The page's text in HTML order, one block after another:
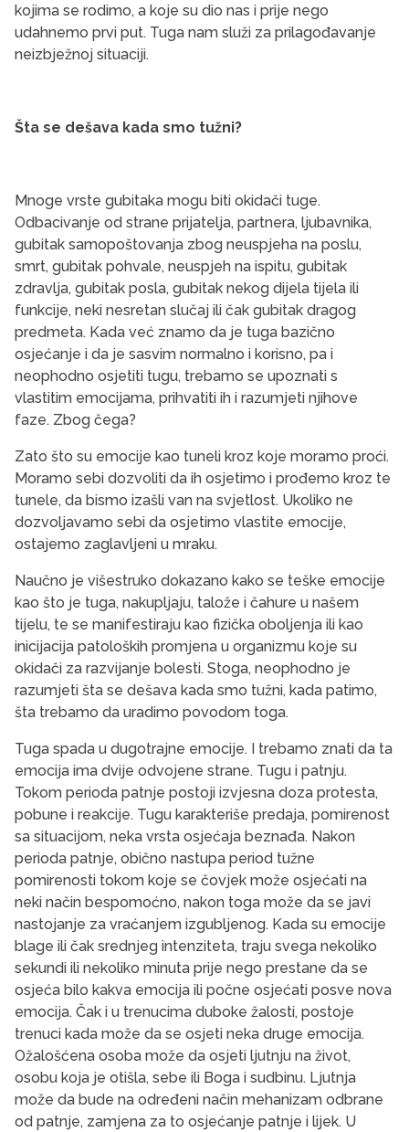
kojima se rodimo, a koje su dio nas i prije nego
udahnemo prvi put. Tuga nam služi za prilagođavanje
neizbježnoj situaciji.
Šta se dešava kada smo tužni?
Mnoge vrste gubitaka mogu biti okidači tuge.
Odbacivanje od strane prijatelja, partnera, ljubavnika,
gubitak samopoštovanja zbog neuspjeha na poslu,
smrt, gubitak pohvale, neuspjeh na ispitu, gubitak
zdravlja, gubitak posla, gubitak nekog dijela tijela ili
funkcije, neki nesretan slučaj ili čak gubitak dragog
predmeta. Kada već znamo da je tuga bazično
osjećanje i da je sasvim normalno i korisno, pa i
neophodno osjetiti tugu, trebamo se upoznati s
vlastitim emocijama, prihvatiti ih i razumjeti njihove
faze. Zbog čega?
Zato što su emocije kao tuneli kroz koje moramo proći.
Moramo sebi dozvoliti da ih osjetimo i prođemo kroz te
tunele, da bismo izašli van na svjetlost. Ukoliko ne
dozvoljavamo sebi da osjetimo vlastite emocije,
ostajemo zaglavljeni u mraku.
Naučno je višestruko dokazano kako se teške emocije
kao što je tuga, nakupljaju, talože i čahure u našem
tijelu, te se manifestiraju kao fizička oboljenja ili kao
inicijacija patoloških promjena u organizmu koje su
okidači za razvijanje bolesti. Stoga, neophodno je
razumjeti šta se dešava kada smo tužni, kada patimo,
šta trebamo da uradimo povodom toga.
Tuga spada u dugotrajne emocije. I trebamo znati da ta
emocija ima dvije odvojene strane. Tugu i patnju.
Tokom perioda patnje postoji izvjesna doza protesta,
pobune i reakcije. Tugu karakteriše predaja, pomirenost
sa situacijom, neka vrsta osjećaja beznađa. Nakon
perioda patnje, obično nastupa period tužne
pomirenosti tokom koje se čovjek može osjećati na
neki način bespomoćno, nakon toga može da se javi
nastojanje za vraćanjem izgubljenog. Kada su emocije
blage ili čak srednjeg intenziteta, traju svega nekoliko
sekundi ili nekoliko minuta prije nego prestane da se
osjeća bilo kakva emocija ili počne osjećati posve nova
emocija. Čak i u trenucima duboke žalosti, postoje
trenuci kada može da se osjeti neka druge emocija.
Ožalošćena osoba može da osjeti ljutnju na život,
osobu koja je otišla, sebe ili Boga i sudbinu. Ljutnja
može da bude na određeni način mehanizam odbrane
od patnje, zamjena za to osjećanje patnje i lijek. U